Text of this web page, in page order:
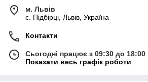
м. Львів
c. Підбірці, Львів, Україна
Контакти
Сьогодні працює з 09:30 до 18:00
Показати весь графік роботи